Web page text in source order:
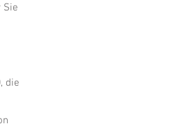
Sie
die